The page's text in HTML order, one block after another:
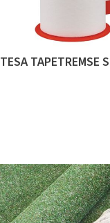
TESA TAPETREMSE